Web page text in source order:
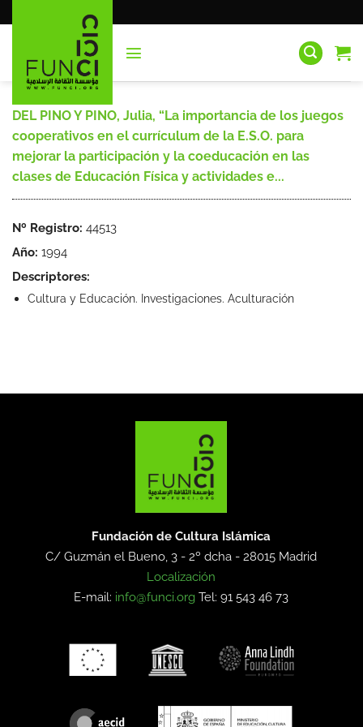
al
DEL PINO Y PINO, Julia, “La importancia de los juegos
cooperativos en el currículum de la E.S.O. para
mejorar la participación y la coeducación en las
clases de Educación Física y actividades e...
Nº Registro: 44513
Año: 1994
Descriptores:
Cultura y Educación. Investigaciones. Aculturación
Fundación de Cultura Islámica
C/ Guzmán el Bueno, 3 - 2º dcha -28015 Madrid
Localización
E-mail: info@funci.org Tel: 91 543 46 73